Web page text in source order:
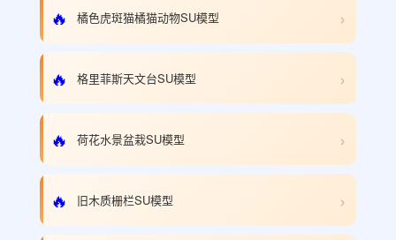
🔥 橘色虎斑猫橘猫动物SU模型 ›
🔥 格里菲斯天文台SU模型 ›
🔥 荷花水景盆栽SU模型 ›
🔥 旧木质栅栏SU模型 ›